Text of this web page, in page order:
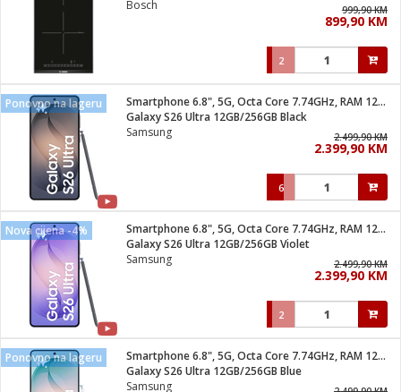
Sušilica
/ Zdravlje
za kosu
brijanje
tuš
Bosch
999,90 KM
899,90 KM
2
Ponovno na lageru
Smartphone 6.8", 5G, Octa Core 7.74GHz, RAM 12GB, 200Mpixel
Galaxy S26 Ultra 12GB/256GB Black
Samsung
2.499,90 KM
2.399,90 KM
6
Nova cijena -4%
Smartphone 6.8", 5G, Octa Core 7.74GHz, RAM 12GB, 200Mpixel
Galaxy S26 Ultra 12GB/256GB Violet
Samsung
2.499,90 KM
2.399,90 KM
2
Ponovno na lageru
Smartphone 6.8", 5G, Octa Core 7.74GHz, RAM 12GB, 200Mpixel
Galaxy S26 Ultra 12GB/256GB Blue
Samsung